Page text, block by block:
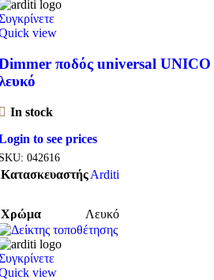
view
ποδός universal
In stock
to see prices
042616
ΚατασκευαστήςArditi
Χρώμα Λευκό
view